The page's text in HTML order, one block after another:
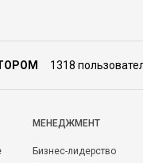
1318
МЕНЕДЖМЕНТ
Бизнес-лидерство